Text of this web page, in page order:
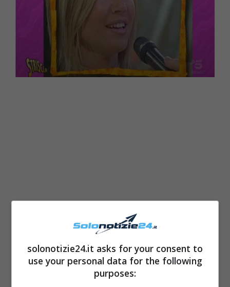
conduttrice di ‘Mattino 5‘. Dopo aver
mostrato una serie di suoimomenti televisivi
solonotizie24.it asks for your consent to
use your personal data for the following
purposes: